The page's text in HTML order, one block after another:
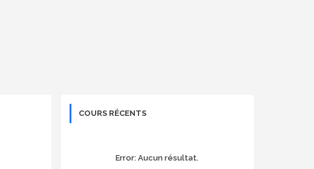
COURS RÉCENTS
Error: Aucun résultat.